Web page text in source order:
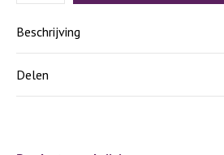
Beschrijving
Delen